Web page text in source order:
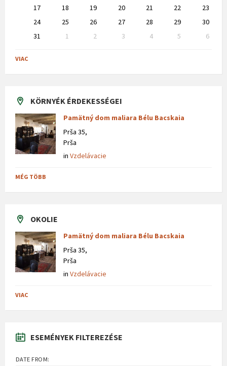
17 18 19 20 21 22
23
24
25 26 27 28 29
30
31
1 2 3 4 5
6
to
calendar
VIAC
KÖRNYÉK ÉRDEKESSÉGEI
Pamätný dom maliara Bélu Bacskaia
Prša 35,
Prša
in Vzdelávacie
MÉG TÖBB
OKOLIE
Pamätný dom maliara Bélu Bacskaia
Prša 35,
Prša
in Vzdelávacie
VIAC
ESEMÉNYEK FILTEREZÉSE
DATE FROM: